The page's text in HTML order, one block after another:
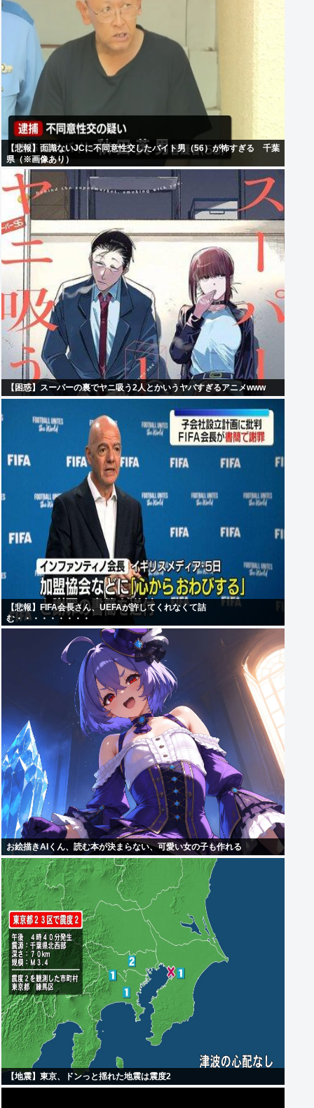
【悲報】面識ないJCに不同意性交したバイト男（56）が怖すぎる 千葉
県（※画像あり）
【困惑】スーパーの裏でヤニ吸う2人とかいうヤバすぎるアニメwww
【悲報】FIFA会長さん、UEFAが許してくれなくて詰
む・・・・・・・・・
お絵描きAIくん、読む本が決まらない、可愛い女の子も作れる
【地震】東京、ドンっと揺れた地震は震度2